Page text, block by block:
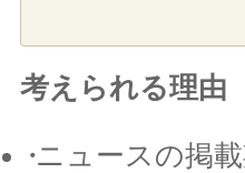
考えられる理由
ニュースの掲